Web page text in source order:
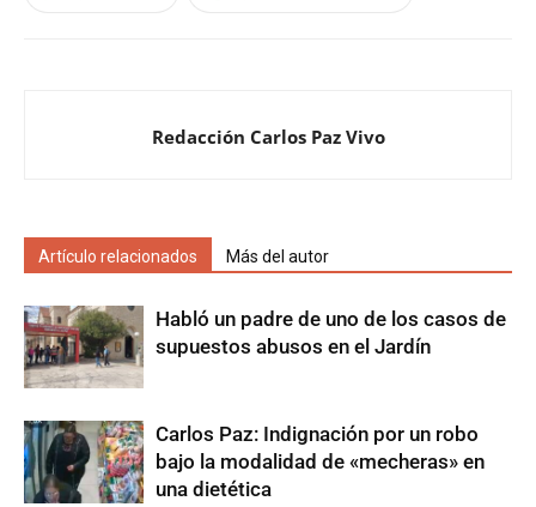
Redacción Carlos Paz Vivo
Artículo relacionados Más del autor
Habló un padre de uno de los casos de
supuestos abusos en el Jardín
Carlos Paz: Indignación por un robo
bajo la modalidad de «mecheras» en
una dietética